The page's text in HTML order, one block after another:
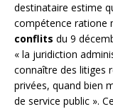
destinataire estime
compétence ratione
conflits du 9
« la juridiction
connaître des litiges
privées, quand bien
de service public ».